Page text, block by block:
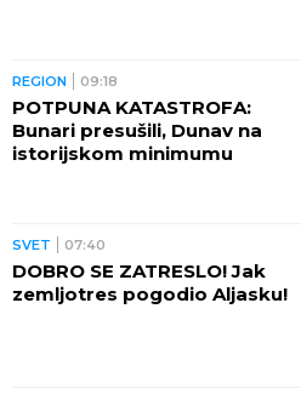
ZELENSKI SE OGLASIO IZ
BEOGRADA: Otkrio šta su Rusi
noćas uradili u Kijevskoj
oblasti! IMA I MRTVIH
HAOS OKO SNIMKA: Francuska
ambasada u Kongu u prvom
planu, narod u neverici što je
OVO ugledalo SVETLOST
UPOZORENJE ZA SRPSKE